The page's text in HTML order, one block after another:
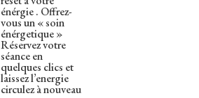
énérgie . Offrez-
vous un « soin
énérgetique »
Réservez votre
séance en
quelques clics et
laissez l’energie
circulez à nouveau